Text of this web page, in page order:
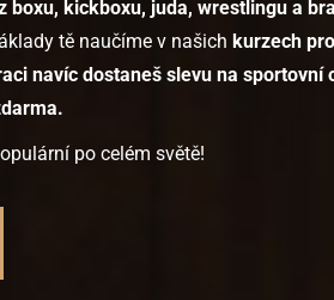
boxu, kickboxu, juda, wrestlingu a
tě naučíme v našich kurzech
navíc dostaneš slevu na sportovní
po celém světě!